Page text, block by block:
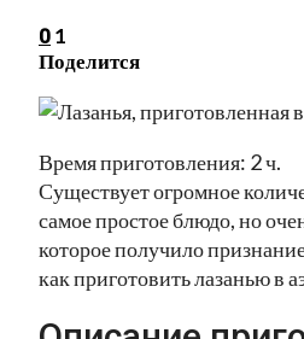
0 1
Поделится
Время приготовления: 2 ч.
Существует огромное
самое простое блюдо, но
которое получило
как приготовить лазанью в